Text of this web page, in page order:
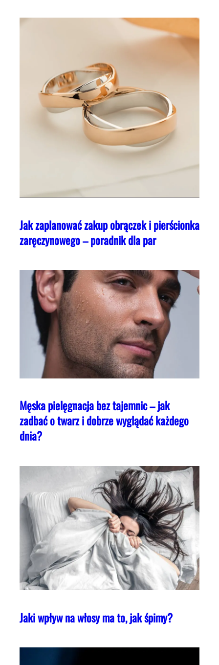
Jak zaplanować zakup obrączek i pierścionka
zaręczynowego – poradnik dla par
Męska pielęgnacja bez tajemnic – jak
zadbać o twarz i dobrze wyglądać każdego
dnia?
Jaki wpływ na włosy ma to, jak śpimy?